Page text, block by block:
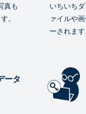
真も
。
いちいち
ァイルや
ーされます
ータ